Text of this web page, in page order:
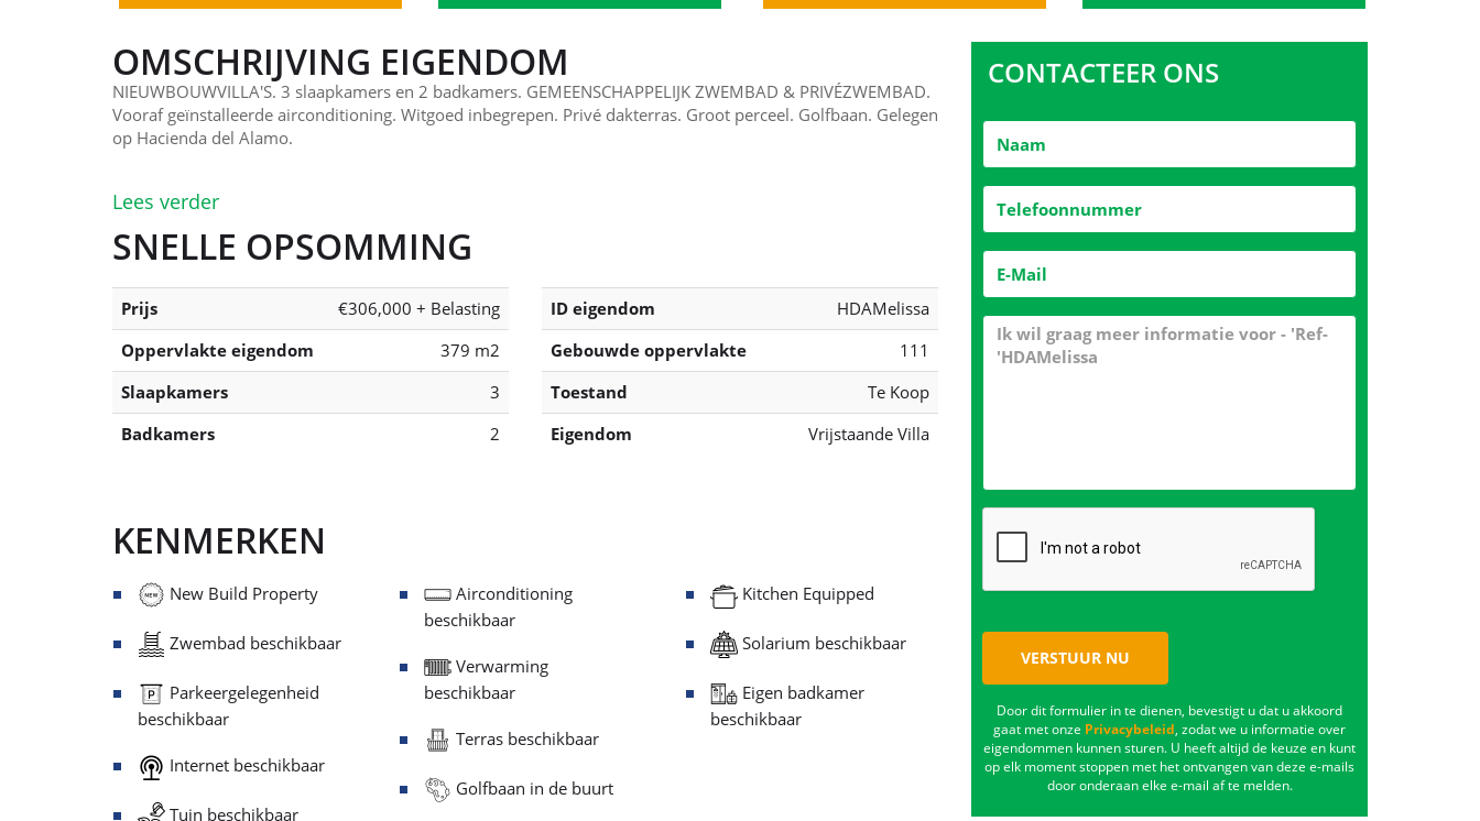
OMSCHRIJVING EIGENDOM
NIEUWBOUWVILLA'S. 3 slaapkamers en 2 badkamers. GEMEENSCHAPPELIJK ZWEMBAD & PRIVÉZWEMBAD.
Vooraf geïnstalleerde airconditioning. Witgoed inbegrepen. Privé dakterras. Groot perceel. Golfbaan. Gelegen
op Hacienda del Alamo.
Lees verder
SNELLE OPSOMMING
Prijs
€306,000 + Belasting
Oppervlakte eigendom
379 m2
Slaapkamers
3
Badkamers
2
ID eigendom
HDAMelissa
Gebouwde oppervlakte
111
Toestand
Te Koop
Eigendom
Vrijstaande Villa
KENMERKEN
New Build Property
Zwembad beschikbaar
Parkeergelegenheid
beschikbaar
Internet beschikbaar
Tuin beschikbaar
Airconditioning
beschikbaar
Verwarming
beschikbaar
Terras beschikbaar
Golfbaan in de buurt
Kitchen Equipped
Solarium beschikbaar
Eigen badkamer
beschikbaar
CONTACTEER ONS
VERSTUUR NU
Door dit formulier in te dienen, bevestigt u dat u akkoord
gaat met onze Privacybeleid, zodat we u informatie over
eigendommen kunnen sturen. U heeft altijd de keuze en kunt
op elk moment stoppen met het ontvangen van deze e-mails
door onderaan elke e-mail af te melden.